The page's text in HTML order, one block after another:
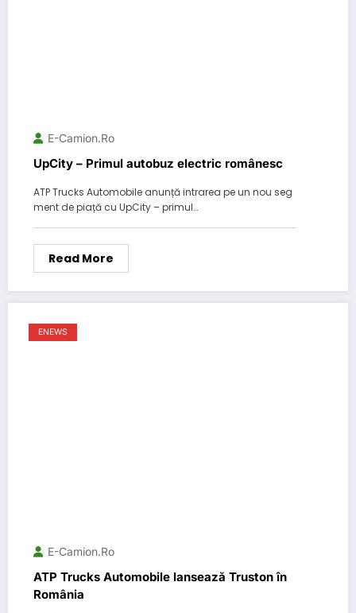
E-Camion.ro
UpCity – Primul autobuz electric românesc
ATP Trucks Automobile anunță intrarea pe un nou seg
ment de piață cu UpCity – primul…
Read More
ENEWS
E-Camion.ro
ATP Trucks Automobile lansează Truston în
România